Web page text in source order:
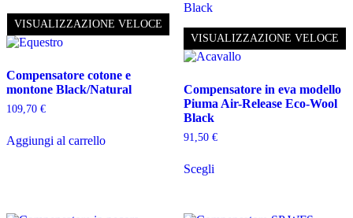
VISUALIZZAZIONE VELOCE
Compensatore cotone e
montone Black/Natural
109,70 €
Aggiungi al carrello
VISUALIZZAZIONE VELOCE
Compensatore in eva modello
Piuma Air-Release Eco-Wool
Black
91,50 €
Scegliprodotto